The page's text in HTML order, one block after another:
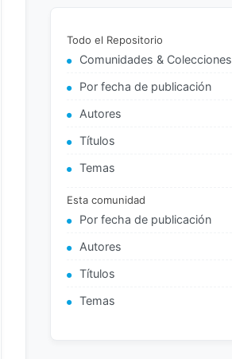
Todo el Repositorio
Comunidades & Colecciones
Por fecha de publicación
Autores
Títulos
Temas
Esta comunidad
Por fecha de publicación
Autores
Títulos
Temas